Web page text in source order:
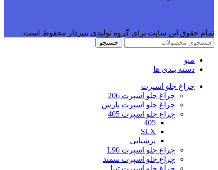
تمام حقوق این سایت برای گروه تولیدی میردار محفوظ است.
جستجو
منو
دسته بندی ها
چراغ جلو اسپرت
چراغ جلو اسپرت 206
چراغ جلو اسپرت پارس
چراغ جلو اسپرت 405
405
SLX
پرشیایی
چراغ جلو اسپرت L90
چراغ جلو اسپرت سمند